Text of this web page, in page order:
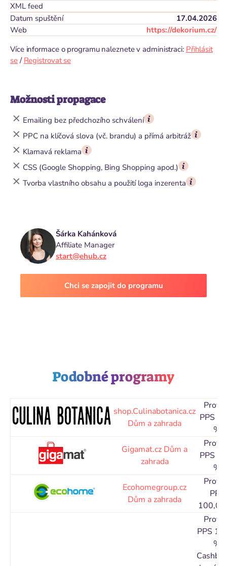
XML feed
Datum spuštění
17.04.2026
Web
https://dekorium.cz/
Více informace o programu naleznete v administraci: Přihlásit
se/ Registrovat se
Možnosti propagace
Emailing bez předchozího schválení
PPC na klíčová slova (vč. brandu) a přímá arbitráž
Klamavá reklama
CSS (Google Shopping, Bing Shopping apod.)
Tvorba vlastního obsahu a použití loga inzerenta
Šárka Kahánková
Affiliate Manager
start@ehub.cz
Chci se zapojit do programu
Podobné programy
shop.Culinabotanica.cz
Dům a zahrada
PPS
%
Gigamat.cz Dům a
zahrada
PPS
%
Ecohomegroup.cz
Dům a zahrada
PPL
100,00
PPS
%